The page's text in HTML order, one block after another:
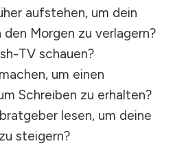
aufstehen, um dein
den Morgen zu verlagern?
TV schauen?
um einen
Schreiben zu erhalten?
lesen, um deine
steigern?